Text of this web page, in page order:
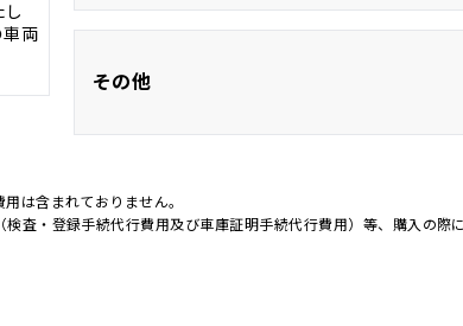
両
その他
は含まれておりません。
・登録手続代行費用及び車庫証明手続代行費用）等、購入の際